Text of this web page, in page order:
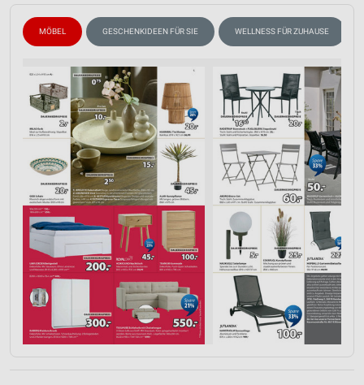
MÖBEL GESCHENKIDEEN FÜR SIE WELLNESS FÜR ZUHAUSE